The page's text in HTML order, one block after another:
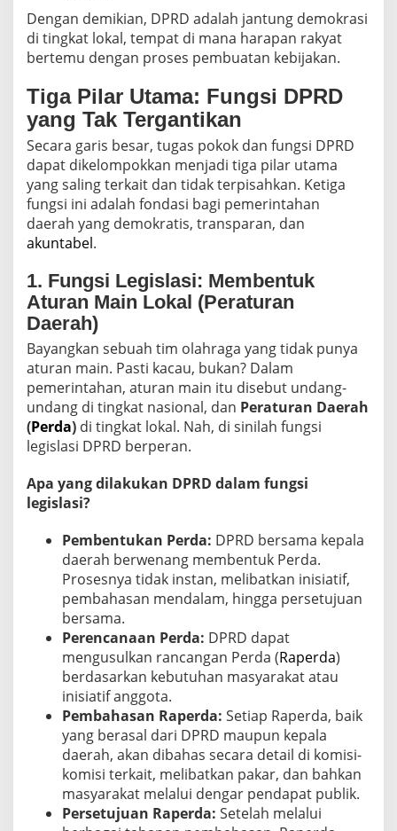
Dengan demikian, DPRD adalah jantung demokrasi
di tingkat lokal, tempat di mana harapan rakyat
bertemu dengan proses pembuatan kebijakan.
Tiga Pilar Utama: Fungsi DPRD
yang Tak Tergantikan
Secara garis besar, tugas pokok dan fungsi DPRD
dapat dikelompokkan menjadi tiga pilar utama
yang saling terkait dan tidak terpisahkan. Ketiga
fungsi ini adalah fondasi bagi pemerintahan
daerah yang demokratis, transparan, dan
akuntabel.
1. Fungsi Legislasi: Membentuk
Aturan Main Lokal (Peraturan
Daerah)
Bayangkan sebuah tim olahraga yang tidak punya
aturan main. Pasti kacau, bukan? Dalam
pemerintahan, aturan main itu disebut undang-
undang di tingkat nasional, dan Peraturan Daerah
(Perda) di tingkat lokal. Nah, di sinilah fungsi
legislasi DPRD berperan.
Apa yang dilakukan DPRD dalam fungsi
legislasi?
Pembentukan Perda: DPRD bersama kepala
daerah berwenang membentuk Perda.
Prosesnya tidak instan, melibatkan inisiatif,
pembahasan mendalam, hingga persetujuan
bersama.
Perencanaan Perda: DPRD dapat
mengusulkan rancangan Perda (Raperda)
berdasarkan kebutuhan masyarakat atau
inisiatif anggota.
Pembahasan Raperda: Setiap Raperda, baik
yang berasal dari DPRD maupun kepala
daerah, akan dibahas secara detail di komisi-
komisi terkait, melibatkan pakar, dan bahkan
masyarakat melalui dengar pendapat publik.
Persetujuan Raperda: Setelah melalui